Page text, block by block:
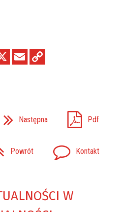
Następna Pdf
Powrót Kontakt
W